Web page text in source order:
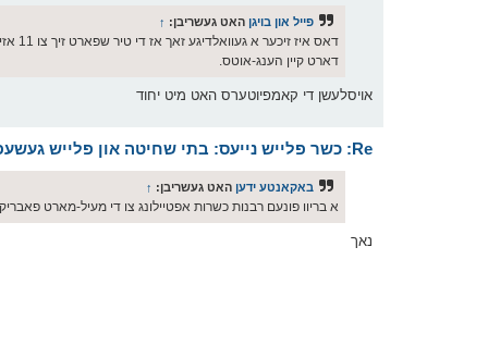
פייל און בויגן האט געשריבן: ↑
דאס
דארט קיין הענג-אוטס.
אויסלעשן די קאמפיוטערס האט מיט יחוד
Re: כשר פלייש נייעס: בתי שחיטה און פלייש געשעפטן
באקאנטע ידען האט געשריבן: ↑
א בריוו פונעם רבנות כשרות אפטיילונג צו די מעיל-מארט פאבריק
נאך